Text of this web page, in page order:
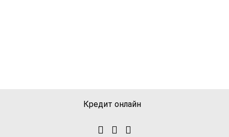
Кредит онлайн